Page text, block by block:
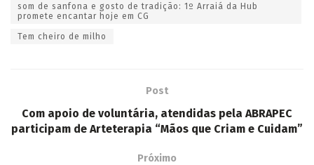
som de sanfona e gosto de tradição: 1º Arraiá da Hub
promete encantar hoje em CG
Tem cheiro de milho
Post
Com apoio de voluntária, atendidas pela ABRAPEC
participam de Arteterapia “Mãos que Criam e Cuidam”
Próximo